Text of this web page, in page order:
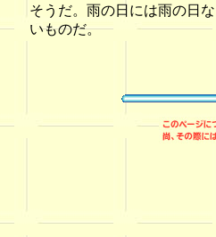
そうだ。雨の日には雨の日
いものだ。